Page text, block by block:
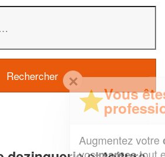
êtes un
professionnel ?
chiffre d'affaireset
tout en gagnant de